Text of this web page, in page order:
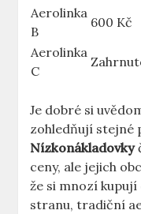
Aerolinka
B
600 Kč
Aerolinka
C
Je dobré si
zohledňují stejné
Nízkonákladovky
ceny, ale jejich
že si mnozí
stranu, tradiční